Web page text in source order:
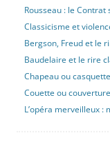
Rousseau : le
Classicisme et
Bergson, Freud et le
Baudelaire et le rire
Chapeau ou
Couette ou
L’opéra merveilleux :